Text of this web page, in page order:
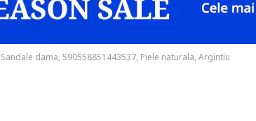
Sandale dama, 590558851443537, Piele naturala, Argintiu